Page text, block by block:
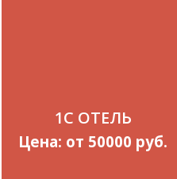
1С ОТЕЛЬ
Цена: от 50000 руб.